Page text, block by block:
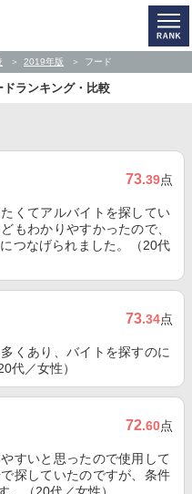
2019年版 フード
ドランキング・比較
73.39点
くてアルバイトを探してい
もわかりやすかったので、
つなげられました。（20代
73.34点
くあり、バイトを探すのに
代／女性）
72.60点
すいと思ったので使用して
探していたのですが、条件